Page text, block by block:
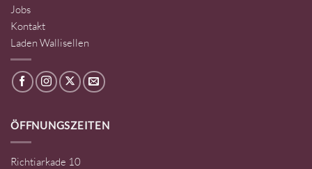
Jobs
Kontakt
Laden Wallisellen
ÖFFNUNGSZEITEN
Richtiarkade 10